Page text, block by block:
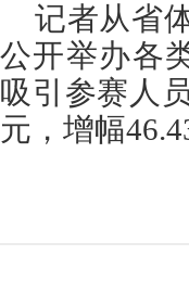
记者从省
公开举办各
吸引参赛人
元，增幅